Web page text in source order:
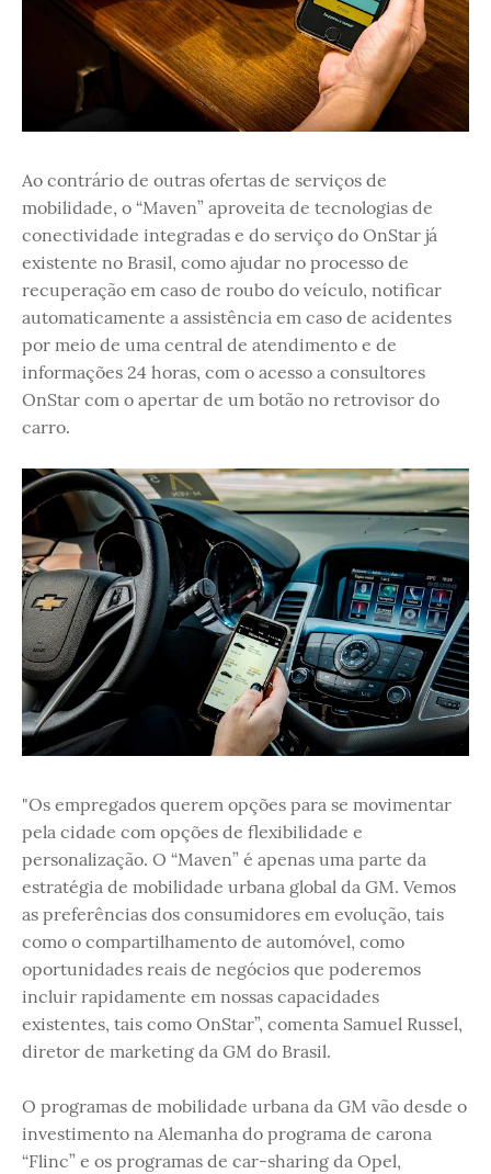
Ao contrário de outras ofertas de serviços de
mobilidade, o “Maven” aproveita de tecnologias de
conectividade integradas e do serviço do OnStar já
existente no Brasil, como ajudar no processo de
recuperação em caso de roubo do veículo, notificar
automaticamente a assistência em caso de acidentes
por meio de uma central de atendimento e de
informações 24 horas, com o acesso a consultores
OnStar com o apertar de um botão no retrovisor do
carro.
"Os empregados querem opções para se movimentar
pela cidade com opções de flexibilidade e
personalização. O “Maven” é apenas uma parte da
estratégia de mobilidade urbana global da GM. Vemos
as preferências dos consumidores em evolução, tais
como o compartilhamento de automóvel, como
oportunidades reais de negócios que poderemos
incluir rapidamente em nossas capacidades
existentes, tais como OnStar”, comenta Samuel Russel,
diretor de marketing da GM do Brasil.
O programas de mobilidade urbana da GM vão desde o
investimento na Alemanha do programa de carona
“Flinc” e os programas de car-sharing da Opel,